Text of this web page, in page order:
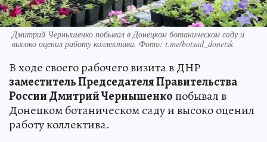
Дмитрий Чернышенко побывал в Донецком ботаническом саду и
высоко оценил работу коллектива. Фото: t.me/botsad_donetsk
В ходе своего рабочего визита в ДНР
заместитель Председателя Правительства
России Дмитрий Чернышенкопобывал в
Донецком ботаническом саду и высоко оценил
работу коллектива.